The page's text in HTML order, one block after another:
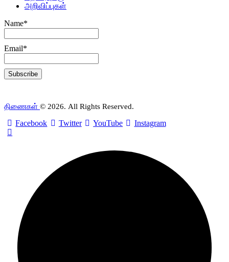
அறிவிப்புகள்
Name*
Email*
திணைகள் © 2026. All Rights Reserved.
Facebook Twitter YouTube Instagram